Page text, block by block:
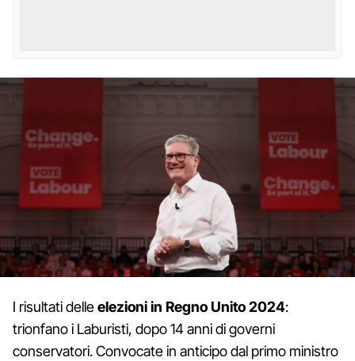
I risultati delleelezioni in Regno Unito 2024:
trionfano i Laburisti, dopo 14 anni di governi
conservatori. Convocate in anticipo dal primo ministro